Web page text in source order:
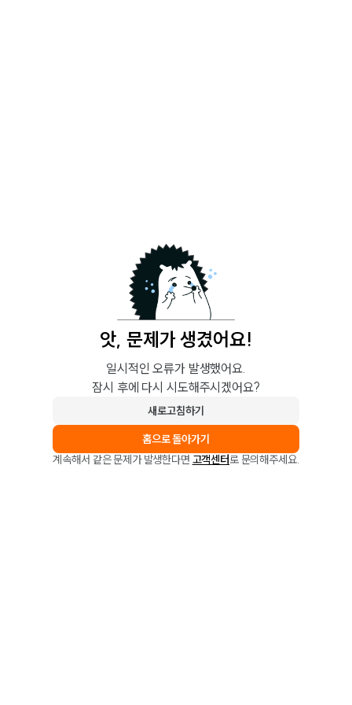
앗, 문제가 생겼어요!
일시적인 오류가 발생했어요.
잠시 후에 다시 시도해주시겠어요?
새로고침하기
홈으로 돌아가기
계속해서 같은 문제가 발생한다면 고객센터로 문의해주세요.